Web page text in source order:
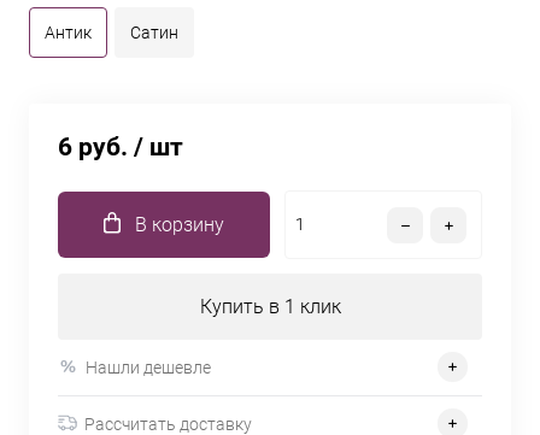
Антик Сатин
6 руб. / шт
В корзину
Купить в 1 клик
Нашли дешевле
Рассчитать доставку